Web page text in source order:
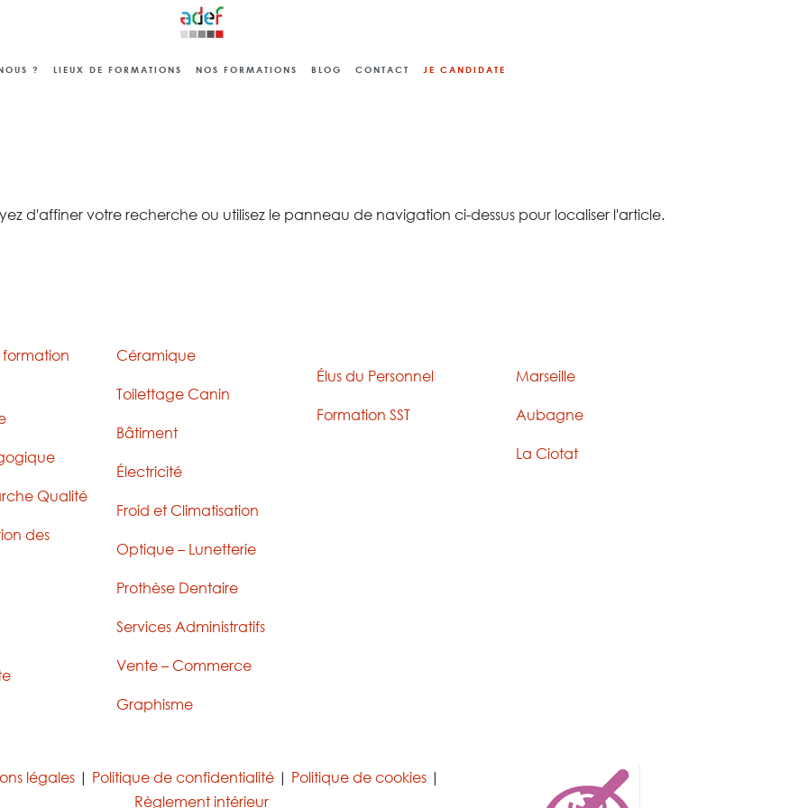
? LIEUX DE FORMATIONS NOS FORMATIONS BLOG CONTACT JE CANDIDATE
d'affiner votre recherche ou utilisez le panneau de navigation ci-dessus pour localiser l'article.
Qualité
des
Céramique
Toilettage Canin
Bâtiment
Électricité
Froid et Climatisation
Optique – Lunetterie
Prothèse Dentaire
Services Administratifs
Vente – Commerce
Graphisme
Élus du Personnel
Formation SST
Marseille
Aubagne
La Ciotat
légales| Politique de confidentialité| Politique de cookies|
Règlement intérieur